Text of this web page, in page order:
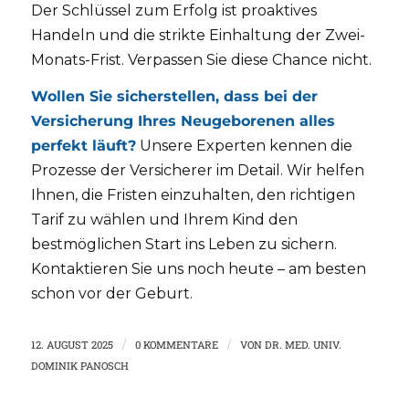
Der Schlüssel zum Erfolg ist proaktives
Handeln und die strikte Einhaltung der Zwei-
Monats-Frist. Verpassen Sie diese Chance nicht.
Wollen Sie sicherstellen, dass bei der
Versicherung Ihres Neugeborenen alles
perfekt läuft?Unsere Experten kennen die
Prozesse der Versicherer im Detail. Wir helfen
Ihnen, die Fristen einzuhalten, den richtigen
Tarif zu wählen und Ihrem Kind den
bestmöglichen Start ins Leben zu sichern.
Kontaktieren Sie uns noch heute – am besten
schon vor der Geburt.
12. AUGUST 2025 / 0 KOMMENTARE / VON DR. MED. UNIV.
DOMINIK PANOSCH